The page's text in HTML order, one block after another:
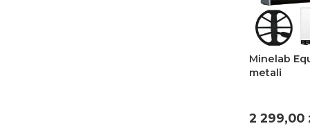
Minelab Equinox
metali
Cena
2 299,00